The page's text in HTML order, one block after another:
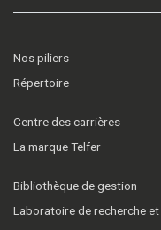
Nos piliers
Répertoire
Centre des carrières
La marque Telfer
Bibliothèque de gestion
Laboratoire de recherche